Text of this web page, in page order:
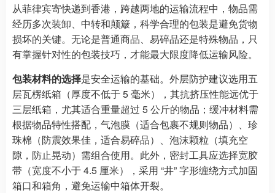
从菲律宾寄快递到香港，跨越两地的运输流程中，物品需
经历多次装卸、中转和颠簸，科学合理的包装是避免货物
损坏的关键。无论是普通商品、易碎品还是特殊物品，只
有掌握针对性的包装技巧，才能最大限度降低运输风险。
包装材料的选择是安全运输的基础。外层防护建议选用五
层瓦楞纸箱（厚度不低于 5 毫米），其抗挤压性能远优于
三层纸箱，尤其适合重量超过 5 公斤的物品；缓冲材料需
根据物品特性搭配，气泡膜（适合包裹不规则物品）、珍
珠棉（防震效果佳，适合易碎品）、泡沫颗粒（填充空
隙，防止晃动）需组合使用。此外，密封工具应选择宽胶
带（宽度不小于 4.5 厘米），采用 “井” 字形缠绕方式加固
箱口和箱角，避免运输中箱体开裂。